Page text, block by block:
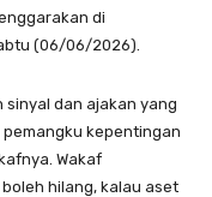
di
(06/06/2026).
sinyal dan ajakan yang
kepentingan
Wakaf
hilang, kalau aset